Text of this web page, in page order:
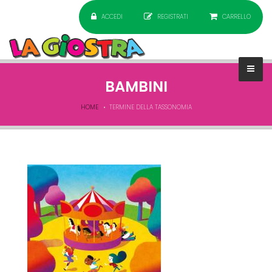
ACCEDI REGISTRATI CARRELLO
BAMBINI
HOME TERMINE DELLA TASSONOMIA